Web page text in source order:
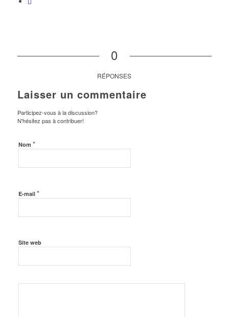
0
RÉPONSES
Laisser un commentaire
Participez-vous à la discussion?
N'hésitez pas à contribuer!
Nom *
E-mail *
Site web